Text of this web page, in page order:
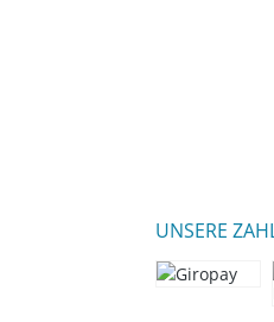
UNSERE